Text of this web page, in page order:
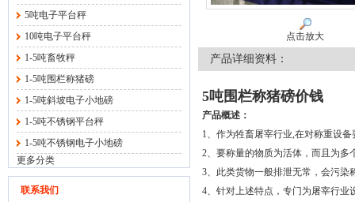
5吨电子平台秤
10吨电子平台秤
1-5吨畜牧秤
1-5吨围栏称猪磅
1-5吨斜坡电子小地磅
1-5吨不锈钢平台秤
1-5吨不锈钢电子小地磅
更多分类
联系我们
点击放大
产品详细资料：
5吨围栏称猪磅价钱
产品概述：
1、作为牲畜屠宰行业,在对称重设
2、要称量的物质为活体，而且为多
3、此类货物一般排泄无常，会污
4、针对上述特点，专门为屠宰行业